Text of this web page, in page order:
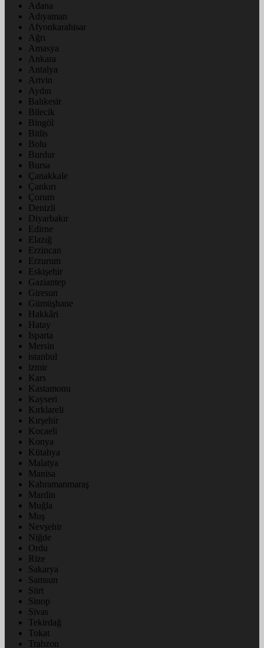
Adana
Adıyaman
Afyonkarahisar
Ağrı
Amasya
Ankara
Antalya
Artvin
Aydın
Balıkesir
Bilecik
Bingöl
Bitlis
Bolu
Burdur
Bursa
Çanakkale
Çankırı
Çorum
Denizli
Diyarbakır
Edirne
Elazığ
Erzincan
Erzurum
Eskişehir
Gaziantep
Giresun
Gümüşhane
Hakkâri
Hatay
Isparta
Mersin
istanbul
izmir
Kars
Kastamonu
Kayseri
Kırklareli
Kırşehir
Kocaeli
Konya
Kütahya
Malatya
Manisa
Kahramanmaraş
Mardin
Muğla
Muş
Nevşehir
Niğde
Ordu
Rize
Sakarya
Samsun
Siirt
Sinop
Sivas
Tekirdağ
Tokat
Trabzon